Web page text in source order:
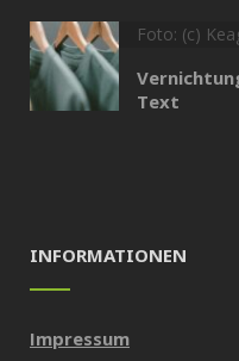
Foto: (c)
Text
INFORMATIONEN
Impressum